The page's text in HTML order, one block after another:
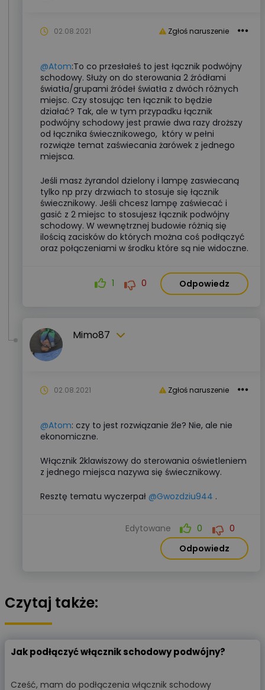
Zgłoś naruszenie
02.08.2021
@Atom:To co przesłałeś to jest łącznik podwójny
schodowy. Służy on do sterowania 2 źródłami
światła/grupami źródeł światła z dwóch różnych
miejsc. Czy stosując ten łącznik to będzie
działać? Tak, ale w tym przypadku łącznik
podwójny schodowy jest prawie dwa razy droższy
od łącznika świecznikowego, który w pełni
rozwiąże temat zaświecania żarówek z jednego
miejsca.
Jeśli masz żyrandol dzielony i lampę zaswiecaną
tylko np przy drzwiach to stosuje się łącznik
świecznikowy. Jeśli chcesz lampę zaświecać i
gasić z 2 miejsc to stosujesz łącznik podwójny
schodowy. W wewnętrznej budowie różnią się
ilością zacisków do których można coś podłączyć
oraz połączeniami w środku które są nie widoczne.
1 0 Odpowiedz
Mimo87
Zgłoś naruszenie
02.08.2021
@Atom: czy to jest rozwiązanie źle? Nie, ale nie
ekonomiczne.
Włącznik 2klawiszowy do sterowania oświetleniem
z jednego miejsca nazywa się świecznikowy.
Resztę tematu wyczerpał @Gwozdziu944 .
Edytowane 0
0
Odpowiedz
Czytaj także:
Jak podłączyć włącznik schodowy podwójny?
Cześć, mam do podłączenia włącznik schodowy